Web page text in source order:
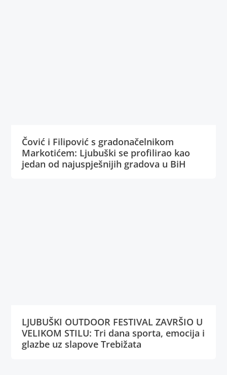
Čović i Filipović s gradonačelnikom
Markotićem: Ljubuški se profilirao kao
jedan od najuspješnijih gradova u BiH
LJUBUŠKI OUTDOOR FESTIVAL ZAVRŠIO U
VELIKOM STILU: Tri dana sporta, emocija i
glazbe uz slapove Trebižata